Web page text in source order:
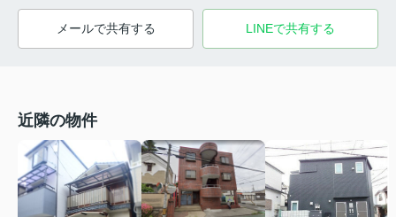
メールで共有する LINEで共有する
近隣の物件